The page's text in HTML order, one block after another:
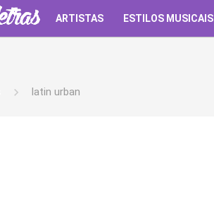
ARTISTAS ESTILOS MUSICAIS
latin urban